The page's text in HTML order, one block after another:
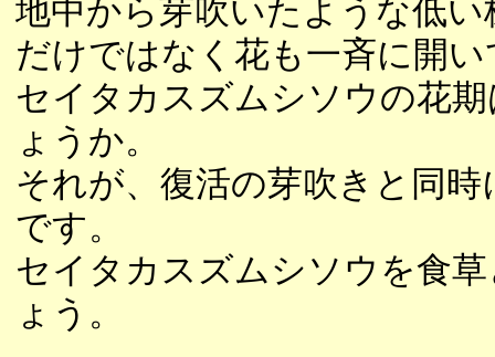
地中から芽吹いたような低
だけではなく花も一斉に開
セイタカスズムシソウの花
ょうか。
それが、復活の芽吹きと同
です。
セイタカスズムシソウを食
ょう。